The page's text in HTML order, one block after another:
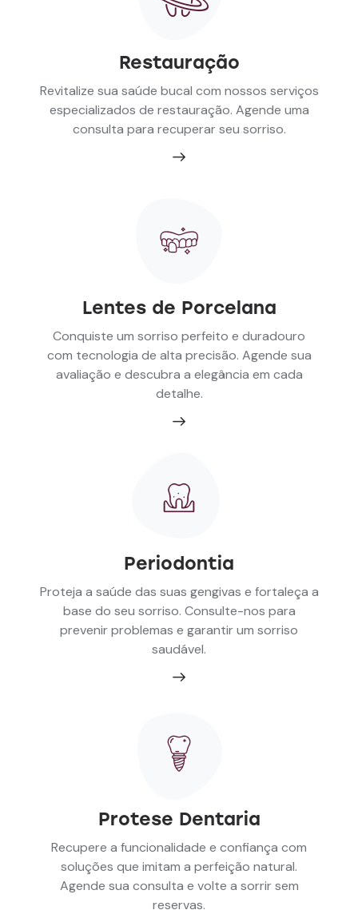
Restauração
Revitalize sua saúde bucal com nossos serviços
especializados de restauração. Agende uma
consulta para recuperar seu sorriso.
Lentes de Porcelana
Conquiste um sorriso perfeito e duradouro
com tecnologia de alta precisão. Agende sua
avaliação e descubra a elegância em cada
detalhe.
Periodontia
Proteja a saúde das suas gengivas e fortaleça a
base do seu sorriso. Consulte-nos para
prevenir problemas e garantir um sorriso
saudável.
Protese Dentaria
Recupere a funcionalidade e confiança com
soluções que imitam a perfeição natural.
Agende sua consulta e volte a sorrir sem
reservas.